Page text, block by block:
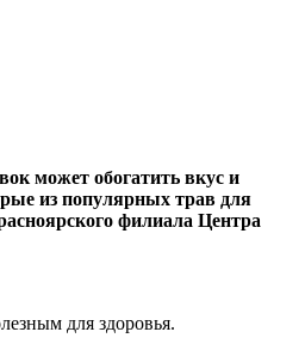
может обогатить вкус и
из популярных трав для
филиала Центра
для здоровья.